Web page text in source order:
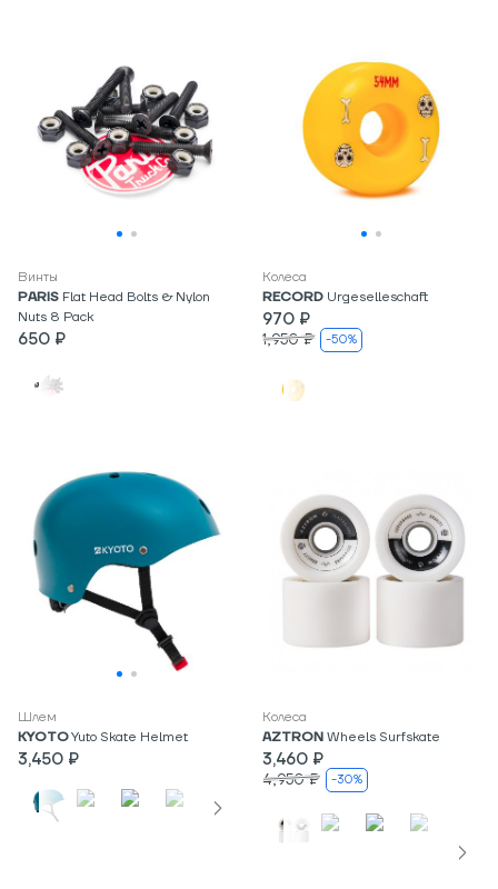
Винты
PARIS Flat Head Bolts & Nylon
Nuts 8 Pack
650 ₽
Колеса
RECORD Urgeselleschaft
970 ₽
1,950 ₽ -50%
Шлем
KYOTOYuto Skate Helmet
3,450 ₽
Колеса
AZTRON Wheels Surfskate
3,460 ₽
4,950 ₽ -30%